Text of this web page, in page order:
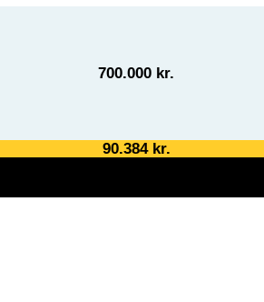
700.000 kr.
90.384 kr.